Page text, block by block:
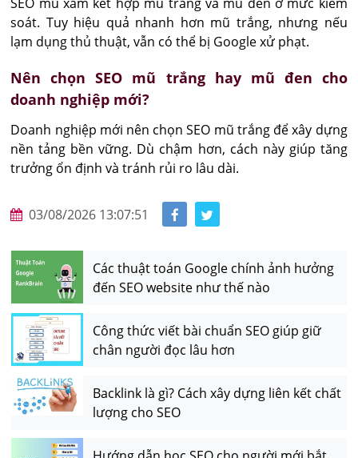
soát. Tuy hiệu quả nhanh hơn mũ trắng, nhưng nếu
lạm dụng thủ thuật, vẫn có thể bị Google xử phạt.
Nên chọn SEO mũ trắng hay mũ đen cho
doanh nghiệp mới?
Doanh nghiệp mới nên chọn SEO mũ trắng để xây dựng
nền tảng bền vững. Dù chậm hơn, cách này giúp tăng
trưởng ổn định và tránh rủi ro lâu dài.
03/08/2026 13:07:51
Các thuật toán Google chính ảnh hưởng
đến SEO website như thế nào
Công thức viết bài chuẩn SEO giúp giữ
chân người đọc lâu hơn
Backlink là gì? Cách xây dựng liên kết chất
lượng cho SEO